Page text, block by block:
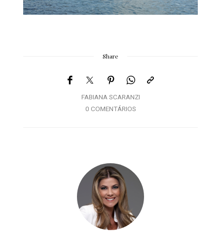
Share
FABIANA SCARANZI
0 COMENTÁRIOS